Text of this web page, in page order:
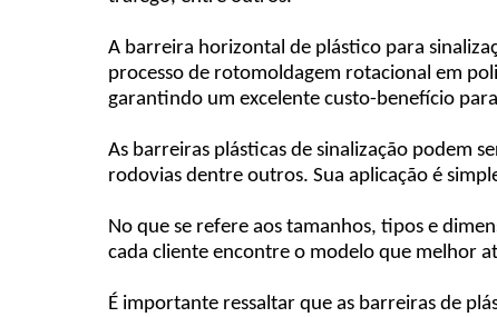
A barreira horizontal de plástico para
processo de rotomoldagem rotacional em
garantindo um excelente custo-benefício
As barreiras plásticas de sinalização podem
rodovias dentre outros. Sua aplicação é
No que se refere aos tamanhos, tipos e
cada cliente encontre o modelo que melhor
É importante ressaltar que as barreiras de